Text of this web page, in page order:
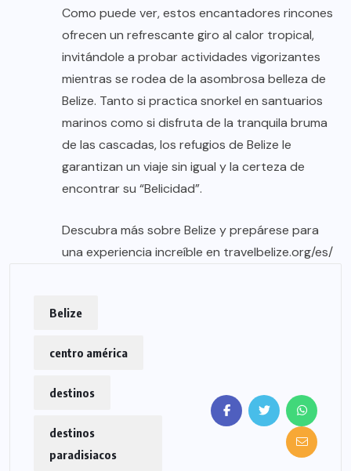
Como puede ver, estos encantadores rincones
ofrecen un refrescante giro al calor tropical,
invitándole a probar actividades vigorizantes
mientras se rodea de la asombrosa belleza de
Belize. Tanto si practica snorkel en santuarios
marinos como si disfruta de la tranquila bruma
de las cascadas, los refugios de Belize le
garantizan un viaje sin igual y la certeza de
encontrar su “Belicidad”.
Descubra más sobre Belize y prepárese para
una experiencia increíble en travelbelize.org/es/
Belize
centro américa
destinos
destinos
paradisiacos